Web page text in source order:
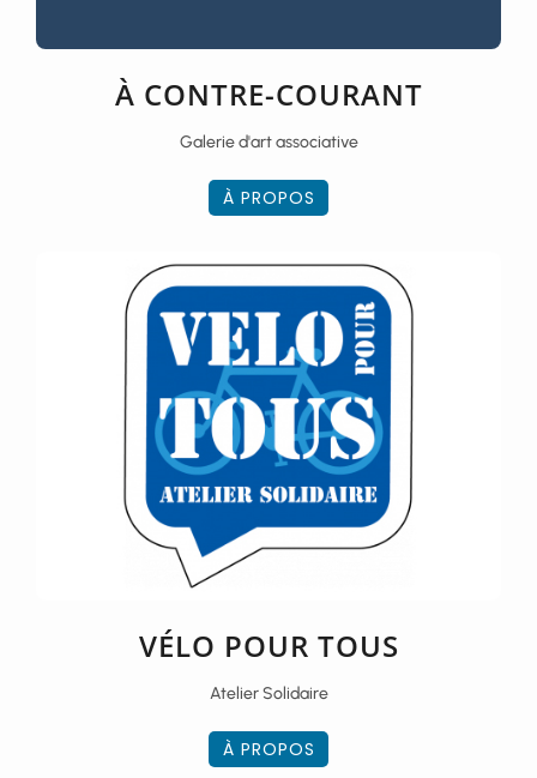
À CONTRE-COURANT
Galerie d'art associative
À PROPOS
VÉLO POUR TOUS
Atelier Solidaire
À PROPOS